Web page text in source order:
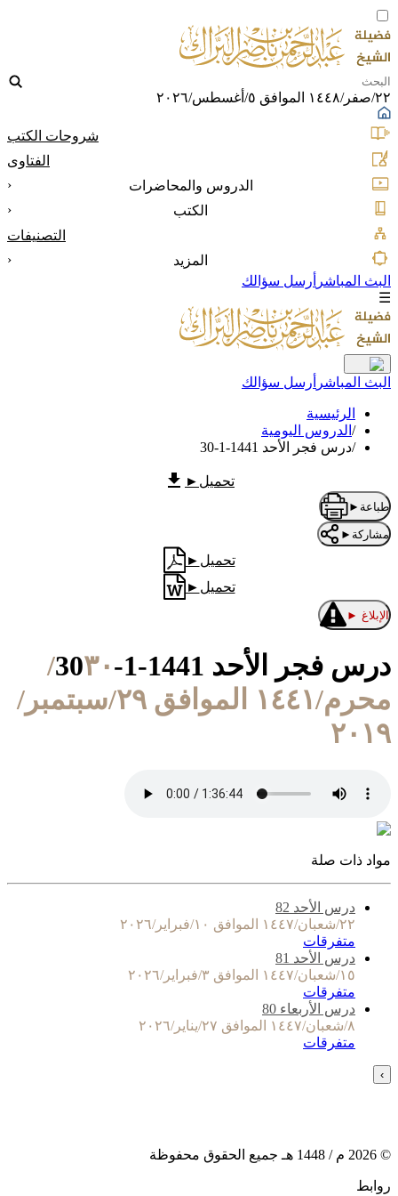
٢٢/صفر/١٤٤٨ الموافق ٥/أغسطس/٢٠٢٦
شروحات الكتب
الفتاوى
الدروس والمحاضرات
‹
الكتب
‹
التصنيفات
المزيد
‹
البث المباشر أرسل سؤالك
☰
البث المباشر أرسل سؤالك
الرئيسية
/ الدروس اليومية
/درس فجر الأحد 1441-1-30
تحميل ►
طباعة ►
مشاركة ►
تحميل ►
تحميل ►
الإبلاغ ►
درس فجر الأحد 1441-1-30
٣٠/
محرم/١٤٤١ الموافق ٢٩/سبتمبر/
٢٠١٩
مواد ذات صلة
درس الأحد 82
٢٢/شعبان/١٤٤٧ الموافق ١٠/فبراير/٢٠٢٦
متفرقات
درس الأحد 81
١٥/شعبان/١٤٤٧ الموافق ٣/فبراير/٢٠٢٦
متفرقات
درس الأربعاء 80
٨/شعبان/١٤٤٧ الموافق ٢٧/يناير/٢٠٢٦
متفرقات
›
©
2026 م / 1448 هـ جميع الحقوق محفوظة
روابط